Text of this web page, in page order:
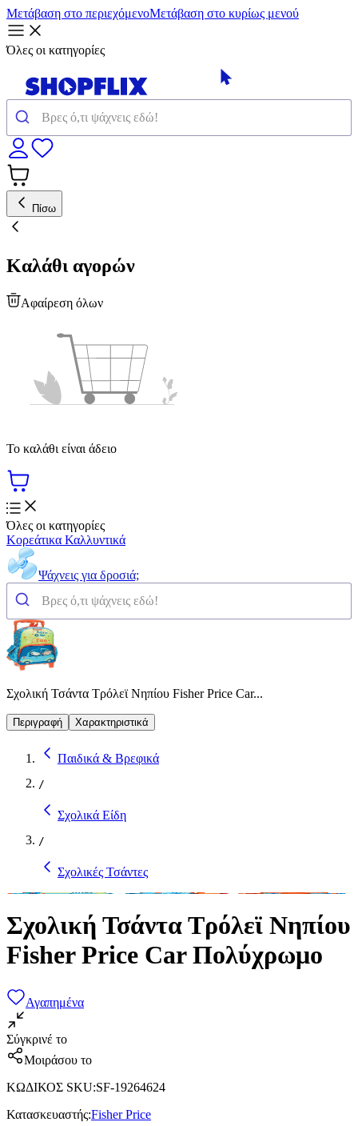
Μετάβαση στο περιεχόμενοΜετάβαση στο κυρίως μενού
Όλες οι κατηγορίες
Πίσω
Καλάθι αγορών
Αφαίρεση όλων
Το καλάθι είναι άδειο
Όλες οι κατηγορίες
Κορεάτικα Καλλυντικά
Ψάχνεις για δροσιά;
Σχολική Τσάντα Τρόλεϊ Νηπίου Fisher Price Car...
Περιγραφή Χαρακτηριστικά
Παιδικά & Βρεφικά
/
Σχολικά Είδη
/
Σχολικές Τσάντες
Σχολική Τσάντα Τρόλεϊ Νηπίου
Fisher Price Car Πολύχρωμο
Αγαπημένα
Σύγκρινέ το
Μοιράσου το
ΚΩΔΙΚΟΣ SKU:SF-19264624
Κατασκευαστής:Fisher Price